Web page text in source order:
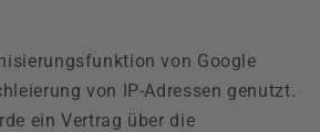
von Google
von IP-Adressen genutzt.
ein Vertrag über die